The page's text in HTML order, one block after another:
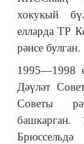
хокукый
елларда ТР
рәисе булган.
1995—1998
Дәүләт
Советы
Брюссельдә